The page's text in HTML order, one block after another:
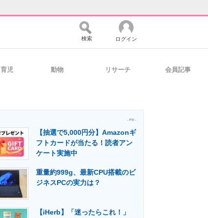
ニティ マーケ×ITの今がよく分かる
支援
検索 ログイン
児 動物 リサーチ 会員記事
- PR -
【抽選で5,000円分】Amazonギ
フトカードが当たる！読者アン
ケート実施中
重量約999g、最新CPU搭載のビ
ジネスPCの実力は？
【iHerb】「迷ったらこれ！」